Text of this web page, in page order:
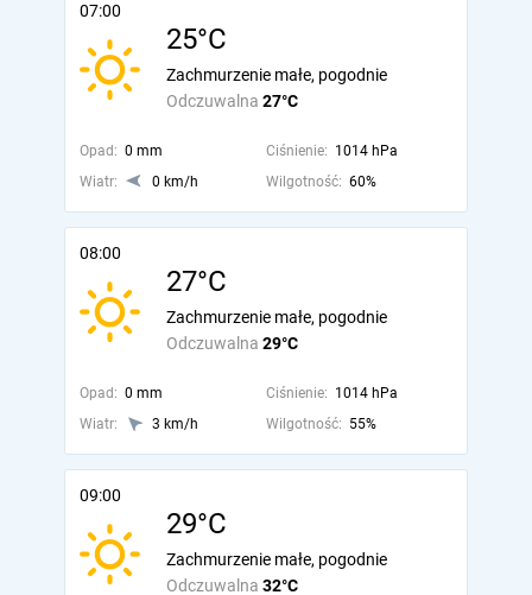
07:00
25°C
Odczuwalna 27°C
Zachmurzenie małe, pogodnie
Opad: 0 mm Ciśnienie: 1014 hPa
Wiatr:
0 km/h Wilgotność: 60%
08:00
27°C
Odczuwalna 29°C
Zachmurzenie małe, pogodnie
Opad: 0 mm Ciśnienie: 1014 hPa
Wiatr:
3 km/h Wilgotność: 55%
09:00
29°C
Odczuwalna 32°C
Zachmurzenie małe, pogodnie